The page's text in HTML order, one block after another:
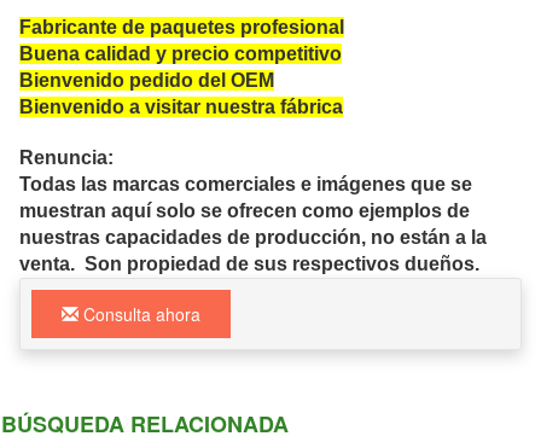
Fabricante de paquetes profesional
Buena calidad y precio competitivo
Bienvenido pedido del OEM
Bienvenido a visitar nuestra fábrica
Renuncia:
Todas las marcas comerciales e imágenes que se
muestran aquí solo se ofrecen como ejemplos de
nuestras capacidades de producción, no están a la
venta. Son propiedad de sus respectivos dueños.
Consulta ahora
BÚSQUEDA RELACIONADA